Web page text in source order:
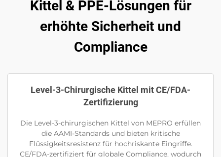
Kittel & PPE-Lösungen für
erhöhte Sicherheit und
Compliance
Level-3-Chirurgische Kittel mit CE/FDA-
Zertifizierung
Die Level-3-chirurgischen Kittel von MEPRO erfüllen
die AAMI-Standards und bieten kritische
Flüssigkeitsresistenz für hochriskante Eingriffe.
CE/FDA-zertifiziert für globale Compliance, wodurch